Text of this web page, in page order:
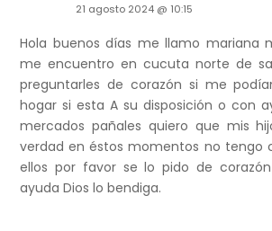
21 agosto 2024 @ 10:15
Hola buenos días me llamo mariana
me encuentro en cucuta norte de
preguntarles de corazón si me
hogar si esta A su disposición o con
mercados pañales quiero que mis
verdad en éstos momentos no tengo
ellos por favor se lo pido de
ayuda Dios lo bendiga.